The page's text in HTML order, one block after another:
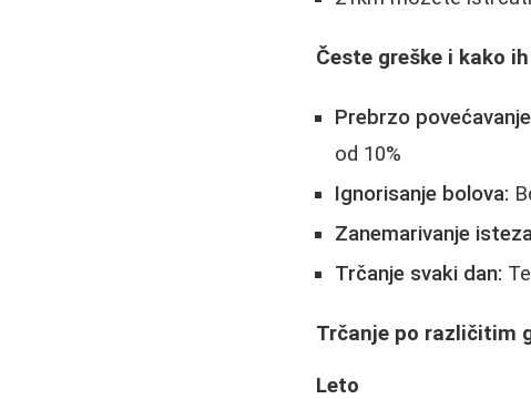
Česte greške i kako
Prebrzo
od 10%
Ignorisanje bolova:
Zanemarivanje
Trčanje svaki dan:
Trčanje po različitim
Leto